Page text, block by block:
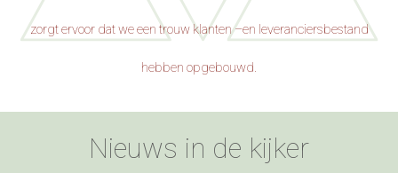
zorgt ervoor dat we een trouw klanten –en leveranciersbestand
hebben opgebouwd.
Nieuws in de kijker